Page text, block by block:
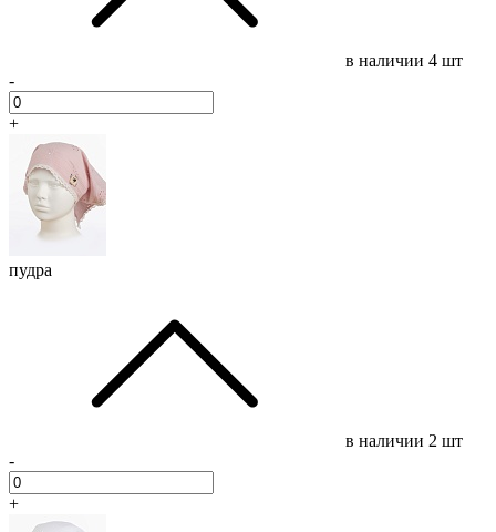
в наличии 4 шт
-
+
пудра
в наличии 2 шт
-
+